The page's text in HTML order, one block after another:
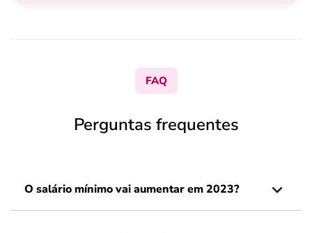
FAQ
Perguntas frequentes
O salário mínimo vai aumentar em 2023?